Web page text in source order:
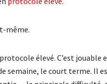
même.
élevé. C’est
semaine, le court terme. Il